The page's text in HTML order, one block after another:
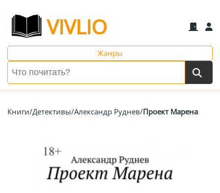
VIVLIO
Жанры
Книги/Детективы/Александр Руднев/Проект Марена